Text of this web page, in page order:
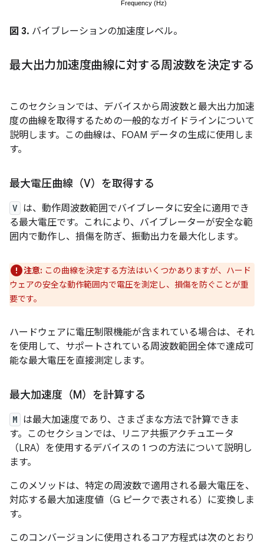
図 3. バイブレーションの加速度レベル。
最大出力加速度曲線に対する周波数を決定する
このセクションでは、デバイスから周波数と最大出力加速
度の曲線を取得するための一般的なガイドラインについて
説明します。この曲線は、FOAM データの生成に使用しま
す。
最大電圧曲線（V）を取得する
V は、動作周波数範囲でバイブレータに安全に適用でき
る最大電圧です。これにより、バイブレーターが安全な範
囲内で動作し、損傷を防ぎ、振動出力を最大化します。
注意: この曲線を決定する方法はいくつかありますが、ハード
ウェアの安全な動作範囲内で電圧を測定し、損傷を防ぐことが重
要です。
ハードウェアに電圧制限機能が含まれている場合は、それ
を使用して、サポートされている周波数範囲全体で達成可
能な最大電圧を直接測定します。
最大加速度（M）を計算する
M は最大加速度であり、さまざまな方法で計算できま
す。このセクションでは、リニア共振アクチュエータ
（LRA）を使用するデバイスの 1 つの方法について説明し
ます。
このメソッドは、特定の周波数で適用される最大電圧を、
対応する最大加速度値（G ピークで表される）に変換しま
す。
このコンバージョンに使用されるコア方程式は次のとおり